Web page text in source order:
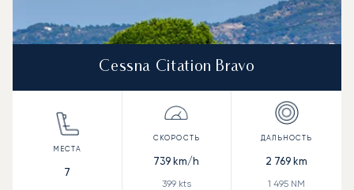
Cessna Citation Bravo
7
739 km/h
399kts
2 769 km
1 495 NM